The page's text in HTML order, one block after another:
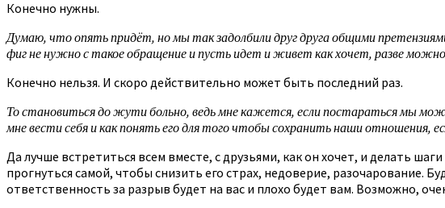
Конечно нужны.
Думаю, что опять придёт, но мы так задолбили друг друга общими
фиг не нужно с такое обращение и пусть идет и живет как хочет, разве можно
Конечно нельзя. И скоро действительно может быть последний раз.
То становиться до жути больно, ведь мне кажется, если постараться мы
мне вести себя и как понять его для того чтобы сохранить наши отношения,
Да лучше встретиться всем вместе, с друзьями, как он хочет, и делать
прогнуться самой, чтобы снизить его страх, недоверие, разочарование.
ответственность за разрыв будет на вас и плохо будет вам. Возможно,